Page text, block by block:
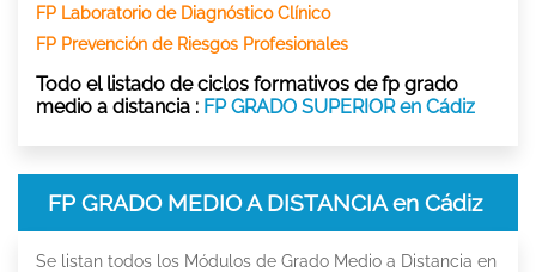
FP Laboratorio de Diagnóstico Clínico
FP Prevención de Riesgos Profesionales
Todo el listado de ciclos formativos de fp grado
medio a distancia : FP GRADO SUPERIOR en Cádiz
FP GRADO MEDIO A DISTANCIA en Cádiz
Se listan todos los Módulos de Grado Medio a Distancia en